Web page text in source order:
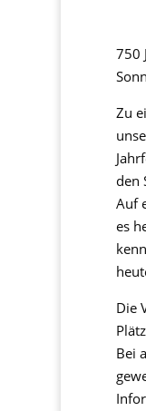
750
Zu
den
Auf
es
Die
Bei